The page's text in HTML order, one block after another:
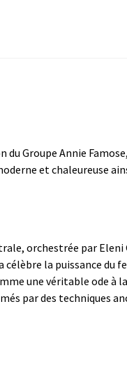
Groupe Annie
et chaleureuse
orchestrée par
la puissance du
une véritable ode à
par des techniques